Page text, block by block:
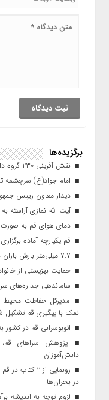
برگزیده‌ها
نقش آفرینی ۲۳۰ گروه دانش‌آموزی در طرح های قرآنی استان
امام جواد(ع) سرچشمه
دیدار معاون رییس جمهور با خانواده ۲
آیت الله نمازی آراسته
دمای هوای قم به صورت
قم یکپارچه آماده
حمایت بهزیستی از
ساماندهی جداره‌های
مدیرکل حفاظت محیط
نمک با پیگیری قم تشکیل
اتوبوسرانی قم در
پژوهش سراهای قم،
دانش‌آموزان
رونمایی از ۲
در بحران‌ها
لزوم توجه به اندیشه